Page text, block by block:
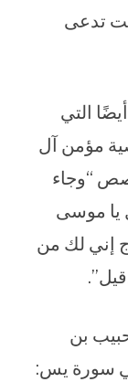
تدعى
التي
مؤمن آل
“وجاء
يا موسى
إني لك من
بن
سورة يس: